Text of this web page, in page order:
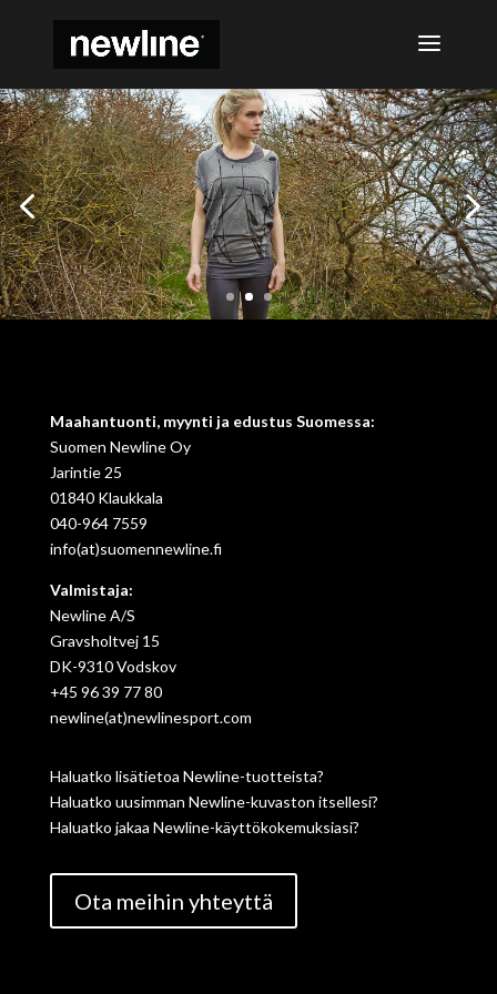
Maahantuonti, myynti ja edustus Suomessa:
Suomen Newline Oy
Jarintie 25
01840 Klaukkala
040-964 7559
info(at)suomennewline.fi
Valmistaja:
Newline A/S
Gravsholtvej 15
DK-9310 Vodskov
+45 96 39 77 80
newline(at)newlinesport.com
Haluatko lisätietoa Newline-tuotteista?
Haluatko uusimman Newline-kuvaston itsellesi?
Haluatko jakaa Newline-käyttökokemuksiasi?
Ota meihin yhteyttä